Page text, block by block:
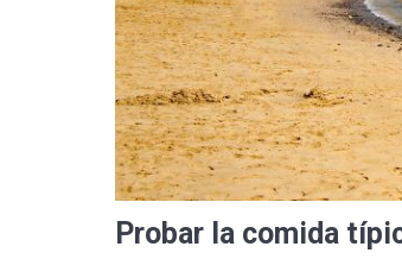
Probar la comida